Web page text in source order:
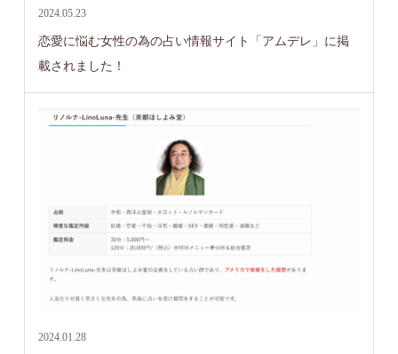
2024.05.23
恋愛に悩む女性の為の占い情報サイト「アムデレ」に掲
載されました！
2024.01.28